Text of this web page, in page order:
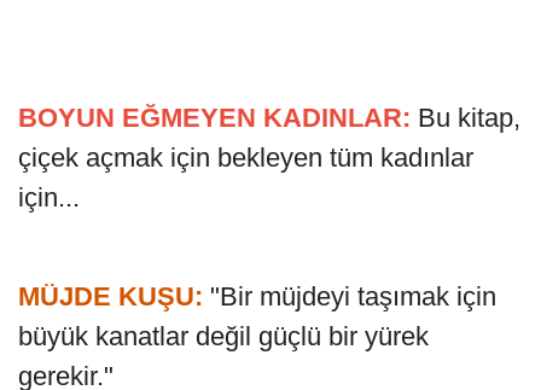
BOYUN EĞMEYEN KADINLAR: Bu kitap,
çiçek açmak için bekleyen tüm kadınlar
için...
MÜJDE KUŞU: "Bir müjdeyi taşımak için
büyük kanatlar değil güçlü bir yürek
gerekir."